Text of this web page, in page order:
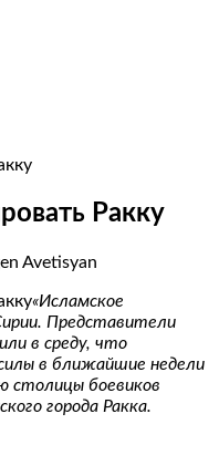
Ракку
Avetisyan
«Исламское
Представители
в среду, что
в ближайшие недели
столицы боевиков
города Ракка.